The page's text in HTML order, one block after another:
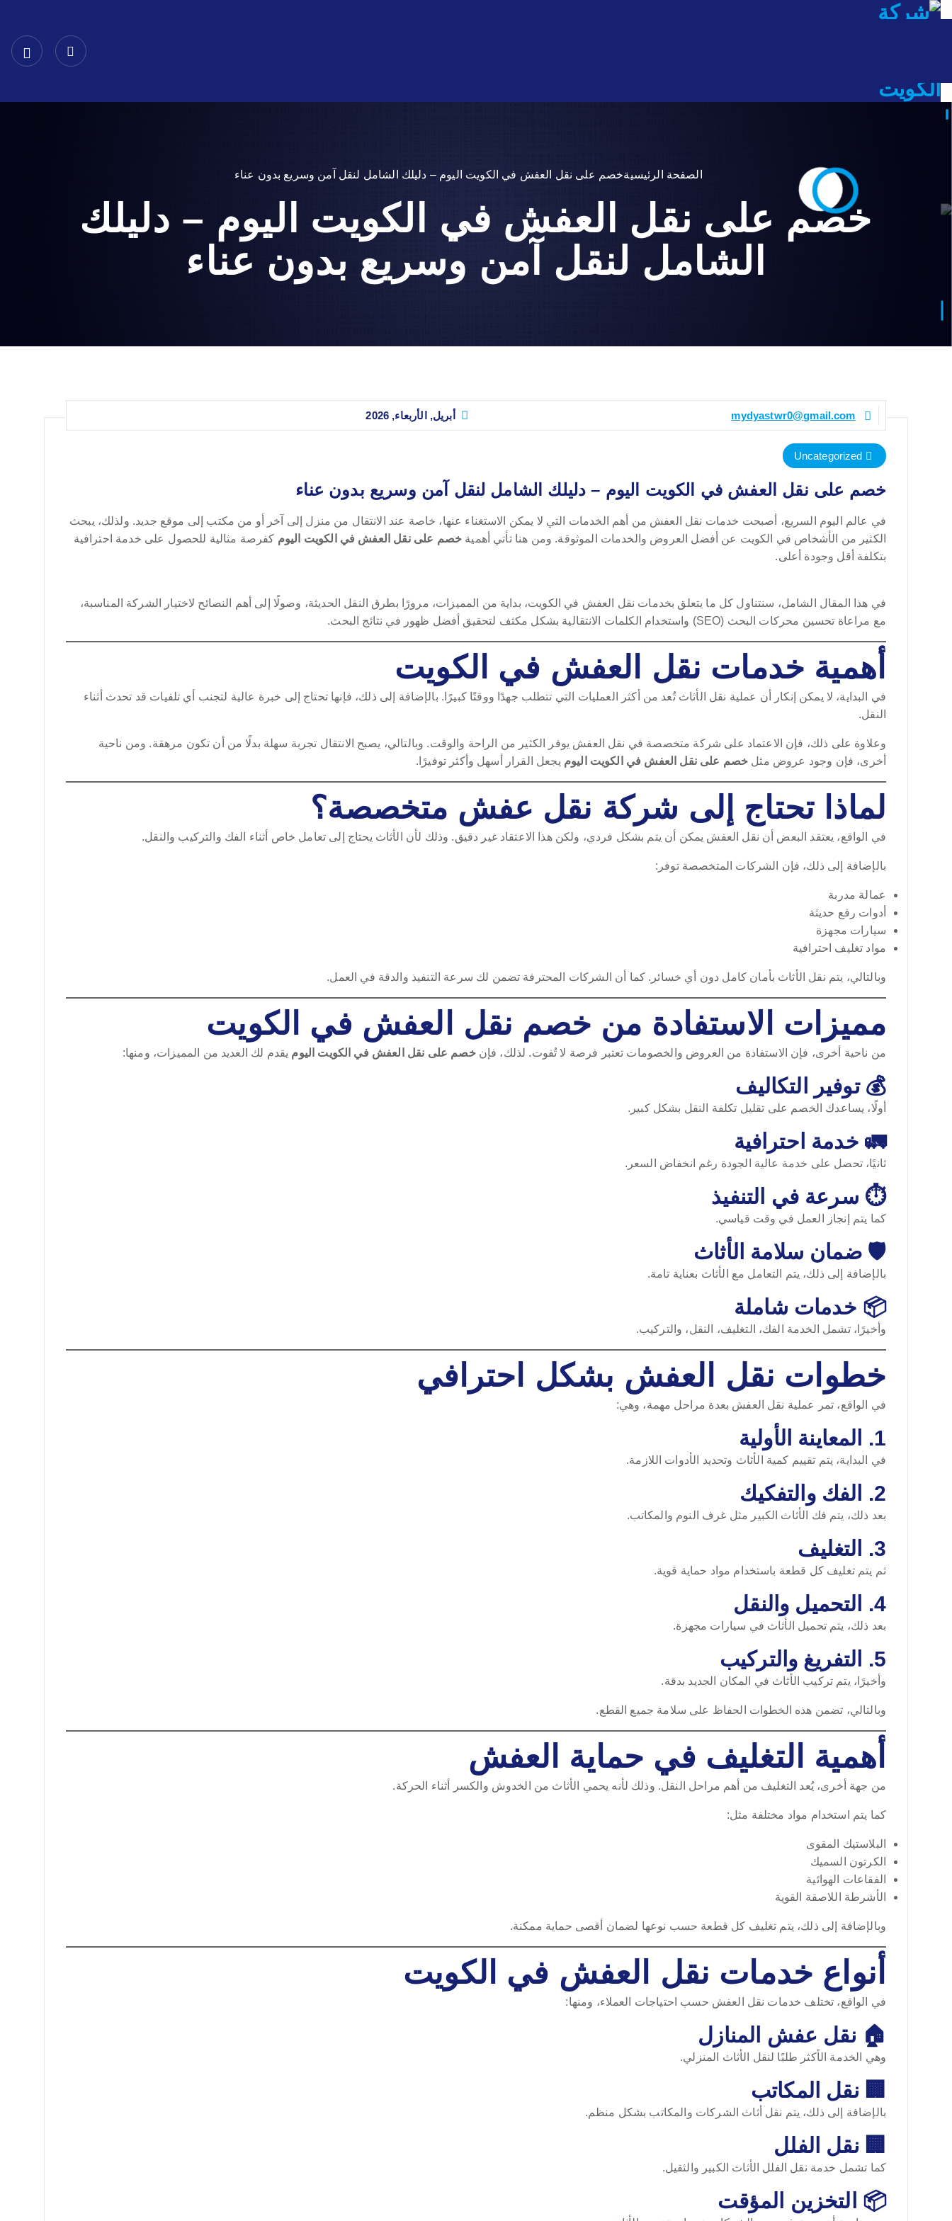
ل
الصفحة الرئيسيةخصم على نقل العفش في الكويت اليوم – دليلك الشامل لنقل آمن وسريع بدون عناء
خصم على نقل العفش في الكويت اليوم – دليلك
الشامل لنقل آمن وسريع بدون عناء
mydyastwr0@gmail.com أبريل, الأربعاء, 2026
Uncategorized
خصم على نقل العفش في الكويت اليوم – دليلك الشامل لنقل آمن وسريع بدون عناء
في عالم اليوم السريع، أصبحت خدمات نقل العفش من أهم الخدمات التي لا يمكن الاستغناء عنها، خاصة عند الانتقال من منزل إلى آخر أو من مكتب إلى موقع جديد. ولذلك، يبحث
الكثير من الأشخاص في الكويت عن أفضل العروض والخدمات الموثوقة. ومن هنا تأتي أهمية خصم على نقل العفش في الكويت اليوم كفرصة مثالية للحصول على خدمة احترافية
بتكلفة أقل وجودة أعلى.
في هذا المقال الشامل، سنتناول كل ما يتعلق بخدمات نقل العفش في الكويت، بداية من المميزات، مرورًا بطرق النقل الحديثة، وصولًا إلى أهم النصائح لاختيار الشركة المناسبة،
مع مراعاة تحسين محركات البحث (SEO) واستخدام الكلمات الانتقالية بشكل مكثف لتحقيق أفضل ظهور في نتائج البحث.
أهمية خدمات نقل العفش في الكويت
في البداية، لا يمكن إنكار أن عملية نقل الأثاث تُعد من أكثر العمليات التي تتطلب جهدًا ووقتًا كبيرًا. بالإضافة إلى ذلك، فإنها تحتاج إلى خبرة عالية لتجنب أي تلفيات قد تحدث أثناء
النقل.
وعلاوة على ذلك، فإن الاعتماد على شركة متخصصة في نقل العفش يوفر الكثير من الراحة والوقت. وبالتالي، يصبح الانتقال تجربة سهلة بدلًا من أن تكون مرهقة. ومن ناحية
أخرى، فإن وجود عروض مثل خصم على نقل العفش في الكويت اليوم يجعل القرار أسهل وأكثر توفيرًا.
لماذا تحتاج إلى شركة نقل عفش متخصصة؟
في الواقع، يعتقد البعض أن نقل العفش يمكن أن يتم بشكل فردي، ولكن هذا الاعتقاد غير دقيق. وذلك لأن الأثاث يحتاج إلى تعامل خاص أثناء الفك والتركيب والنقل.
بالإضافة إلى ذلك، فإن الشركات المتخصصة توفر:
عمالة مدربة
أدوات رفع حديثة
سيارات مجهزة
مواد تغليف احترافية
وبالتالي، يتم نقل الأثاث بأمان كامل دون أي خسائر. كما أن الشركات المحترفة تضمن لك سرعة التنفيذ والدقة في العمل.
مميزات الاستفادة من خصم نقل العفش في الكويت
من ناحية أخرى، فإن الاستفادة من العروض والخصومات تعتبر فرصة لا تُفوت. لذلك، فإنخصم على نقل العفش في الكويت اليوم يقدم لك العديد من المميزات، ومنها:
💰 توفير التكاليف
أولًا، يساعدك الخصم على تقليل تكلفة النقل بشكل كبير.
🚛 خدمة احترافية
ثانيًا، تحصل على خدمة عالية الجودة رغم انخفاض السعر.
⏱️ سرعة في التنفيذ
كما يتم إنجاز العمل في وقت قياسي.
🛡️ ضمان سلامة الأثاث
بالإضافة إلى ذلك، يتم التعامل مع الأثاث بعناية تامة.
📦 خدمات شاملة
وأخيرًا، تشمل الخدمة الفك، التغليف، النقل، والتركيب.
خطوات نقل العفش بشكل احترافي
في الواقع، تمر عملية نقل العفش بعدة مراحل مهمة، وهي:
1. المعاينة الأولية
في البداية، يتم تقييم كمية الأثاث وتحديد الأدوات اللازمة.
2. الفك والتفكيك
بعد ذلك، يتم فك الأثاث الكبير مثل غرف النوم والمكاتب.
3. التغليف
ثم يتم تغليف كل قطعة باستخدام مواد حماية قوية.
4. التحميل والنقل
بعد ذلك، يتم تحميل الأثاث في سيارات مجهزة.
5. التفريغ والتركيب
وأخيرًا، يتم تركيب الأثاث في المكان الجديد بدقة.
وبالتالي، تضمن هذه الخطوات الحفاظ على سلامة جميع القطع.
أهمية التغليف في حماية العفش
من جهة أخرى، يُعد التغليف من أهم مراحل النقل. وذلك لأنه يحمي الأثاث من الخدوش والكسر أثناء الحركة.
كما يتم استخدام مواد مختلفة مثل:
البلاستيك المقوى
الكرتون السميك
الفقاعات الهوائية
الأشرطة اللاصقة القوية
وبالإضافة إلى ذلك، يتم تغليف كل قطعة حسب نوعها لضمان أقصى حماية ممكنة.
أنواع خدمات نقل العفش في الكويت
في الواقع، تختلف خدمات نقل العفش حسب احتياجات العملاء، ومنها:
🏠 نقل عفش المنازل
وهي الخدمة الأكثر طلبًا لنقل الأثاث المنزلي.
🏢 نقل المكاتب
بالإضافة إلى ذلك، يتم نقل أثاث الشركات والمكاتب بشكل منظم.
🏢 نقل الفلل
كما تشمل خدمة نقل الفلل الأثاث الكبير والثقيل.
📦 التخزين المؤقت